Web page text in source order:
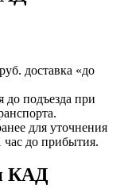
доставка «до
до подъезда при
для уточнения
до прибытия.
КАД